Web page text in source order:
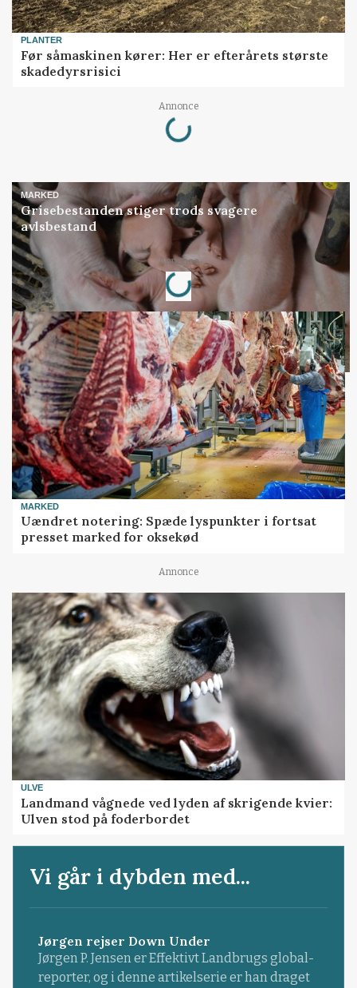
PLANTER
Før såmaskinen kører: Her er efterårets største
skadedyrsrisici
Annonce
Loading...
MARKED
Grisebestanden stiger trods svagere
avlsbestand
Annonce
Loading...
MARKED
Uændret notering: Spæde lyspunkter i fortsat
presset marked for oksekød
Annonce
ULVE
Landmand vågnede ved lyden af skrigende kvier:
Ulven stod på foderbordet
Vi går i dybden med...
Jørgen rejser Down Under
Jørgen P. Jensen er Effektivt Landbrugs global-
reporter, og i denne artikelserie er han draget